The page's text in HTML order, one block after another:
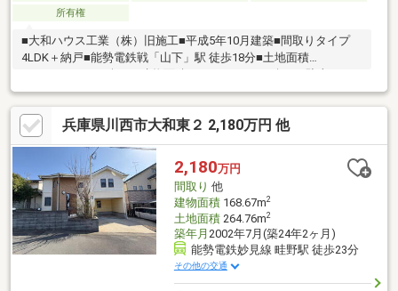
所有権
■大和ハウス工業（株）旧施工■平成5年10月建築■間取りタイプ
4LDK＋納戸■能勢電鉄戦「山下」駅 徒歩18分■土地面積
232.58m2（70.35坪）■建物面積142.13m2（42.99坪）■駐車スペ
ース2台分有り■北東角地
兵庫県川西市大和東２ 2,180万円 他
2,180万円
間取り 他
建物面積168.67m2
土地面積264.76m2
築年月 2002年7月(築24年2ヶ月)
能勢電鉄妙見線 畦野駅 徒歩23分
その他の交通